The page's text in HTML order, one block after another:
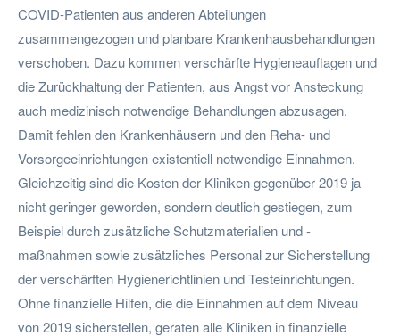
COVID-Patienten aus anderen Abteilungen
zusammengezogen und planbare Krankenhausbehandlungen
verschoben. Dazu kommen verschärfte Hygieneauflagen und
die Zurückhaltung der Patienten, aus Angst vor Ansteckung
auch medizinisch notwendige Behandlungen abzusagen.
Damit fehlen den Krankenhäusern und den Reha- und
Vorsorgeeinrichtungen existentiell notwendige Einnahmen.
Gleichzeitig sind die Kosten der Kliniken gegenüber 2019 ja
nicht geringer geworden, sondern deutlich gestiegen, zum
Beispiel durch zusätzliche Schutzmaterialien und -
maßnahmen sowie zusätzliches Personal zur Sicherstellung
der verschärften Hygienerichtlinien und Testeinrichtungen.
Ohne finanzielle Hilfen, die die Einnahmen auf dem Niveau
von 2019 sicherstellen, geraten alle Kliniken in finanzielle